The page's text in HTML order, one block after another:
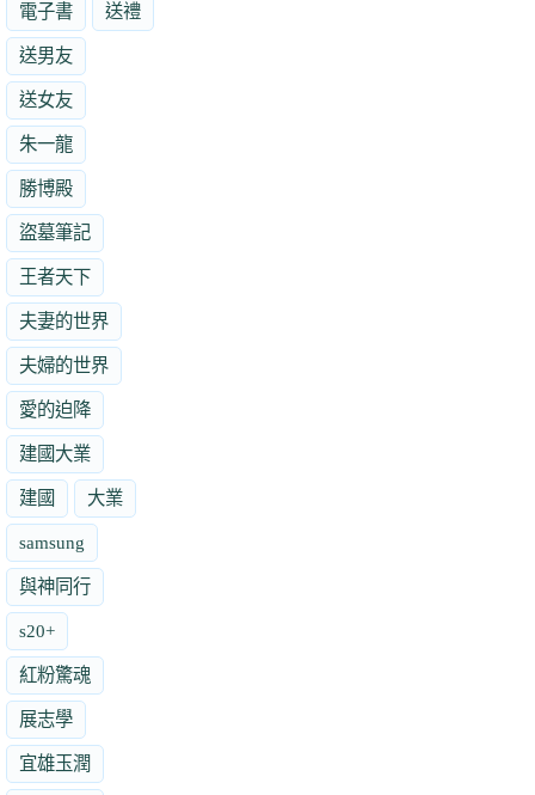
電子書 送禮
送男友
送女友
朱一龍
勝博殿
盜墓筆記
王者天下
夫妻的世界
夫婦的世界
愛的迫降
建國大業
建國 大業
samsung
與神同行
s20+
紅粉驚魂
展志學
宜雄玉潤